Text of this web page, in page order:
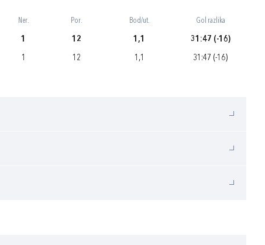
Ner. Por. Bod/ut. Gol razlika
1 12 1,1 31:47 (-16)
1 12 1,1 31:47 (-16)